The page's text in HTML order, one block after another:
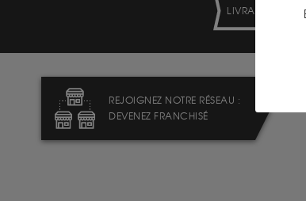
LIVRAISON
REJOIGNEZ NOTRE RÉSEAU :
DEVENEZ FRANCHISÉ